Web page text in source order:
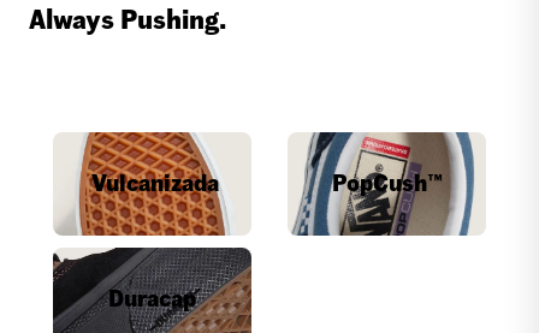
Always Pushing.
Vulcanizada PopCush™
Duracap